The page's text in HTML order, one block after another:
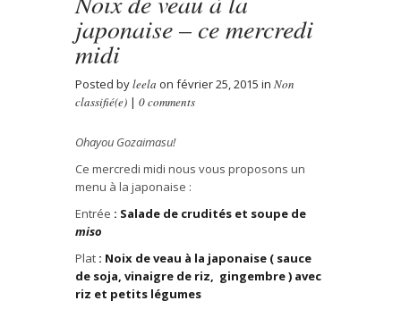
japonaise – ce mercredi
midi
Posted byleela on février 25, 2015 in Non
classifié(e) | 0 comments
Ohayou Gozaimasu!
Ce mercredi midi nous vous proposons un
menu à la japonaise :
Entrée : Salade de crudités et soupe de
miso
Plat : Noix de veau à la japonaise ( sauce
de soja, vinaigre de riz, gingembre ) avec
riz et petits légumes